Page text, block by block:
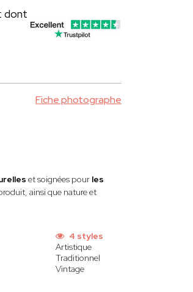
dont
Fiche photographe
et soignées pourles
ainsi que nature et
4 styles
Artistique
Traditionnel
Vintage